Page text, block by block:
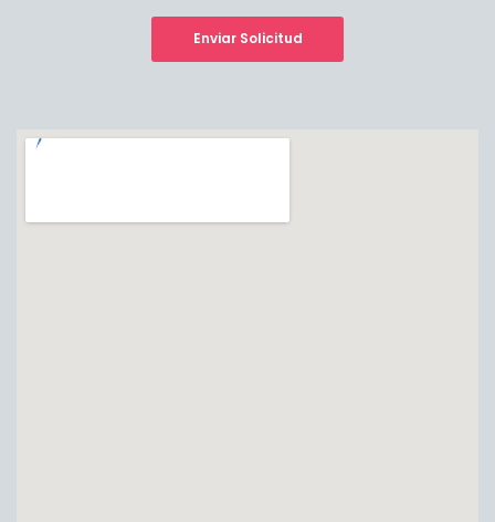
Enviar Solicitud